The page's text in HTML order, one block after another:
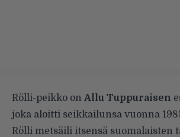
Rölli-peikko on Allu Tuppuraisen
joka aloitti seikkailunsa vuonna
Rölli metsäili itsensä suomalaisten